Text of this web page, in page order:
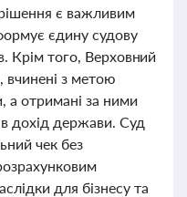
є важливим
єдину судову
Крім того, Верховний
вчинені з метою
а отримані за ними
дохід держави. Суд
чек без
для бізнесу та